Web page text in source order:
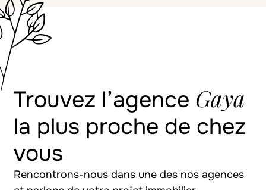
Trouvez l’agence Gaya
la plus proche de chez
vous
Rencontrons-nous dans une des nos agences